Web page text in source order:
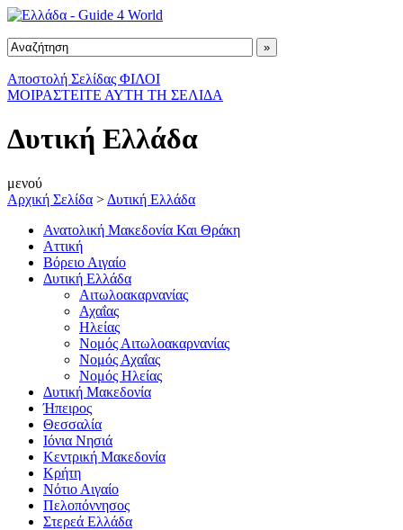
Αποστολή Σελίδας ΦΙΛΟΙ
ΜΟΙΡΑΣΤΕΙΤΕ ΑΥΤΗ ΤΗ ΣΕΛΙΔΑ
Δυτική Ελλάδα
μενού
Αρχική Σελίδα > Δυτική Ελλάδα
Ανατολική Μακεδονία Και Θράκη
Αττική
Βόρειο Αιγαίο
Δυτική Ελλάδα
Αιτωλοακαρνανίας
Αχαΐας
Ηλείας
Νομός Αιτωλοακαρνανίας
Νομός Αχαΐας
Νομός Ηλείας
Δυτική Μακεδονία
Ήπειρος
Θεσσαλία
Ιόνια Νησιά
Κεντρική Μακεδονία
Κρήτη
Νότιο Αιγαίο
Πελοπόννησος
Στερεά Ελλάδα